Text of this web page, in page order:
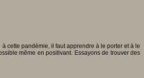
cette pandémie, il faut apprendre à le porter et à le
même en positivant. Essayons de trouver des